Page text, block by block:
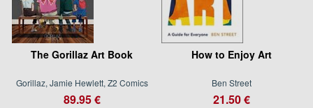
The Gorillaz Art Book
Gorillaz, Jamie Hewlett, Z2 Comics
89.95 €
How to Enjoy Art
Ben Street
21.50 €